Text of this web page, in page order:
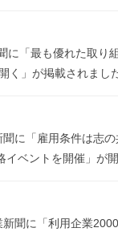
に「最も優れた取り
く」が掲載されまし
に「雇用条件は志
イベントを開催」が
新聞に「利用企業